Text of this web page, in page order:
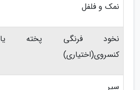
نمک و فلفل
نخود فرنگی پخته یا
کنسروی(اختیاری)
سیر